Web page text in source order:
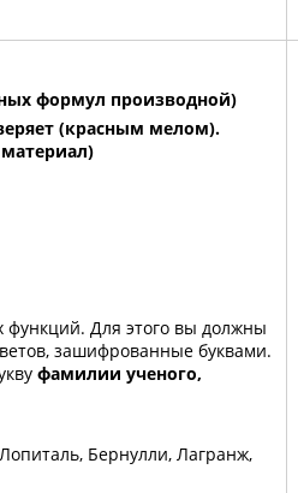
формул производной)
(красным мелом).
функций. Для этого вы должны
зашифрованные буквами.
фамилии ученого,
Бернулли, Лагранж,